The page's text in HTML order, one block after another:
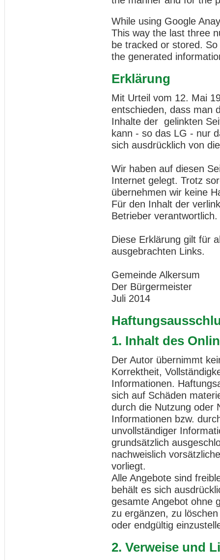
While using Google
This way the last three
be tracked or stored.
the generated
Erklärung
Mit Urteil vom 12. Mai
entschieden, dass man
Inhalte der gelinkten
kann - so das LG - nur
sich ausdrücklich von
Wir haben auf diesen
Internet gelegt. Trotz
übernehmen wir keine
Für den Inhalt der
Betrieber verantwortlich.
Diese Erklärung gilt für
ausgebrachten Links.
Gemeinde Alkersum
Der Bürgermeister
Juli 2014
1. Inhalt des
Der Autor übernimmt
Korrektheit,
Informationen.
sich auf Schäden
durch die Nutzung oder
Informationen bzw.
unvollständiger
grundsätzlich
nachweislich
vorliegt.
Alle Angebote sind
behält es sich
gesamte Angebot ohne
zu ergänzen, zu
oder endgültig
2. Verweise und